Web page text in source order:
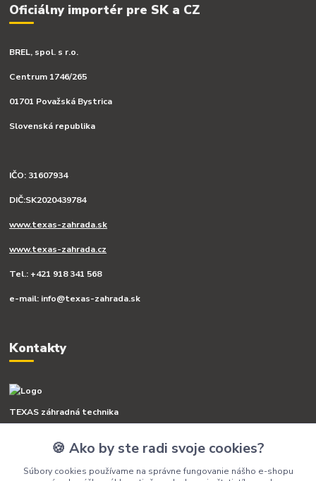
Oficiálny importér pre SK a CZ
BREL, spol. s r.o.
Centrum 1746/265
01701 Považská Bystrica
Slovenská republika
IČO: 31607934
DIČ:SK2020439784
www.texas-zahrada.sk
www.texas-zahrada.cz
Tel.: +421 918 341 568
e-mail: info@texas-zahrada.sk
Kontakty
TEXAS záhradná technika
+421 918 341 568🍪 Ako by ste radi svoje cookies?
Súbory cookies používame na správne fungovanie nášho e-shopu